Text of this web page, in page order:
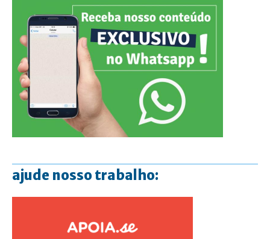
ajude nosso trabalho: